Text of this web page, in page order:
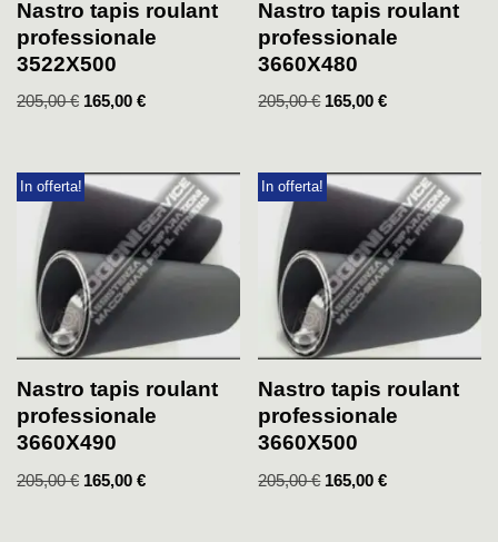
Nastro tapis roulant
professionale
3522X500
205,00€ 165,00 €
Nastro tapis roulant
professionale
3660X480
205,00€ 165,00€
In offerta!
Nastro tapis roulant
professionale
3660X490
205,00€ 165,00 €
In offerta!
Nastro tapis roulant
professionale
3660X500
205,00€ 165,00€